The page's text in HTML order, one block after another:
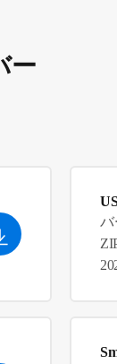
ー
バ